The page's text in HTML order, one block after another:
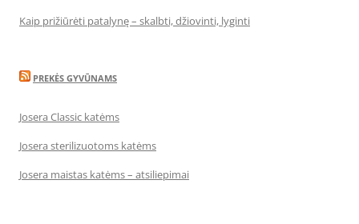
Kaip prižiūrėti patalynę – skalbti, džiovinti, lyginti
PREKĖS GYVŪNAMS
Josera Classic katėms
Josera sterilizuotoms katėms
Josera maistas katėms – atsiliepimai